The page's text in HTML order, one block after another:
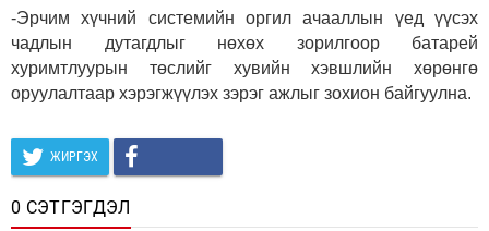
-Эрчим хүчний системийн оргил ачааллын үед үүсэх
чадлын дутагдлыг нөхөх зорилгоор батарей
хуримтлуурын төслийг хувийн хэвшлийн хөрөнгө
оруулалтаар хэрэгжүүлэх зэрэг ажлыг зохион байгуулна.
ЖИРГЭХ
0 СЭТГЭГДЭЛ